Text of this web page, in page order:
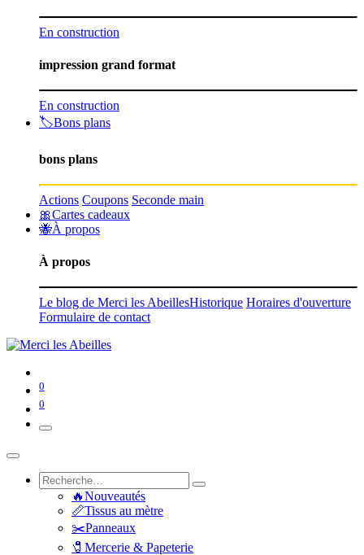
En construction
impression grand format
En construction
🏷️Bons plans
bons plans
Actions Coupons Seconde main
🎀Cartes cadeaux
🐝À propos
À propos
Le blog de Merci les AbeillesHistorique Horaires d'ouverture
Formulaire de contact
0
0
🔥Nouveautés
📏Tissus au mètre
✂️Panneaux
🧷Mercerie & Papeterie